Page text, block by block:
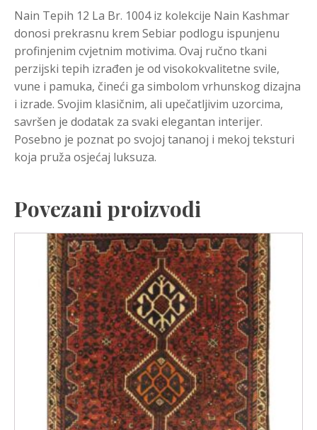
Nain Tepih 12 La Br. 1004 iz kolekcije Nain Kashmar
donosi prekrasnu krem Sebiar podlogu ispunjenu
profinjenim cvjetnim motivima. Ovaj ručno tkani
perzijski tepih izrađen je od visokokvalitetne svile,
vune i pamuka, čineći ga simbolom vrhunskog dizajna
i izrade. Svojim klasičnim, ali upečatljivim uzorcima,
savršen je dodatak za svaki elegantan interijer.
Posebno je poznat po svojoj tananoj i mekoj teksturi
koja pruža osjećaj luksuza.
Povezani proizvodi